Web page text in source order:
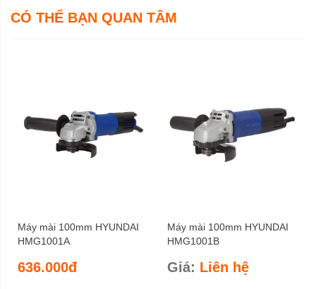
CÓ THỂ BẠN QUAN TÂM
Máy mài 100mm HYUNDAI
HMG1001A
636.000đ
Máy mài 100mm HYUNDAI
HMG1001B
Giá: Liên hệ